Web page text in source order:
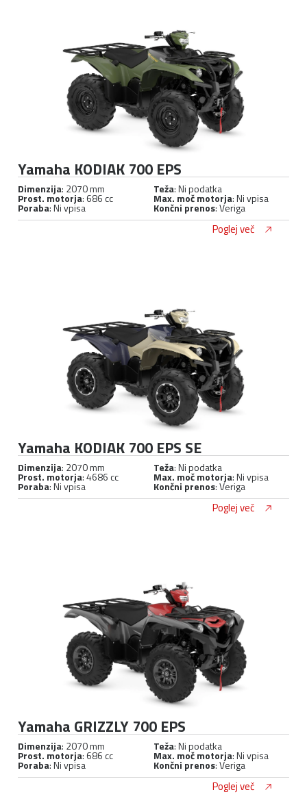
Yamaha KODIAK 700 EPS
Dimenzija: 2070 mm Teža: Ni podatka
Prost. motorja: 686 cc Max. moč motorja: Ni vpisa
Poraba: Ni vpisa Končni prenos: Veriga
Poglej več
Yamaha KODIAK 700 EPS SE
Dimenzija: 2070 mm Teža: Ni podatka
Prost. motorja: 4686 cc Max. moč motorja: Ni vpisa
Poraba: Ni vpisa Končni prenos: Veriga
Poglej več
Yamaha GRIZZLY 700 EPS
Dimenzija: 2070 mm Teža: Ni podatka
Prost. motorja: 686 cc Max. moč motorja: Ni vpisa
Poraba: Ni vpisa Končni prenos: Veriga
Poglej več